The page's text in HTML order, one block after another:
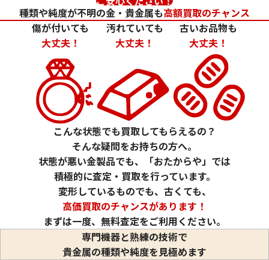
24金 (K24) カレンダー 新星工業 亥
参考買取価格
円
24金 (K24) カレ
1.5g
参考買取価格
44,600円
種類や純度が不明の金・貴金属も高額買取のチャンス
傷が付いても
大丈夫！
汚れていても
大丈夫！
古いお品物も
大丈夫！
こんな状態でも買取してもらえるの？
そんな疑問をお持ちの方へ。
状態が悪い金製品でも、「おたからや」では
積極的に査定・買取を行っています。
変形しているものでも、古くても、
高価買取のチャンスがあります！
まずは一度、無料査定をご利用ください。
専門機器と熟練の技術で
貴金属の種類や純度を見極めます